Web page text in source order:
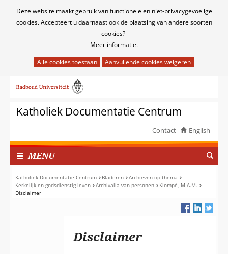
Cookies
Deze website maakt gebruik van functionele en niet-privacygevoelige
cookies. Accepteert u daarnaast ook de plaatsing van andere soorten
cookies?
Meer informatie.
het
van
cookies
deze
website
worden
toegestaan
of
geweigerd.
naar
inhoudKatholiek Documentatie Centrum
Contact English
MENUI
N
G
E
Katholiek Documentatie Centrum Bladeren
Archieven op thema
Kerkelijk en godsdienstig leven
Archivalia van personen
Klompé, M.A.M.
Disclaimer
Disclaimer